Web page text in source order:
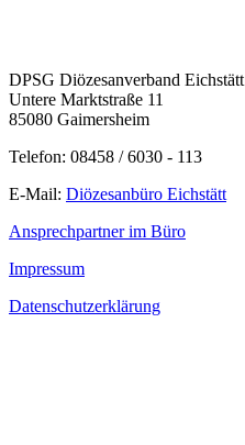
DPSG Diözesanverband Eichstätt
Untere Marktstraße 11
85080 Gaimersheim
Telefon: 08458 / 6030 - 113
E-Mail: Diözesanbüro Eichstätt
Ansprechpartner im Büro
Impressum
Datenschutzerklärung